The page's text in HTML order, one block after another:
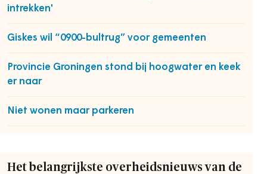
intrekken'
Giskes wil “0900-bultrug” voor gemeenten
Provincie Groningen stond bij hoogwater en keek
er naar
Niet wonen maar parkeren
Het belangrijkste overheidsnieuws van de